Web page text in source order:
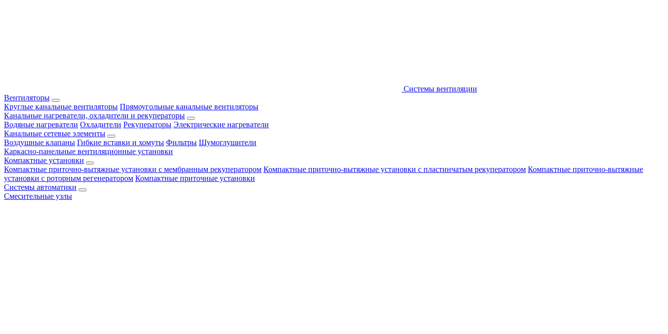
Системы вентиляции
Вентиляторы
Круглые канальные вентиляторы Прямоугольные канальные вентиляторы
Канальные нагреватели, охладители и рекуператоры
Водяные нагреватели Охладители Рекуператоры Электрические нагреватели
Канальные сетевые элементы
Воздушные клапаны Гибкие вставки и хомуты Фильтры Шумоглушители
Каркасно-панельные вентиляционные установки
Компактные установки
Компактные приточно-вытяжные установки с мембранным рекуператором Компактные приточно-вытяжные установки с пластинчатым рекуператором Компактные приточно-вытяжные
установки с роторным регенератором Компактные приточные установки
Системы автоматики
Смесительные узлы